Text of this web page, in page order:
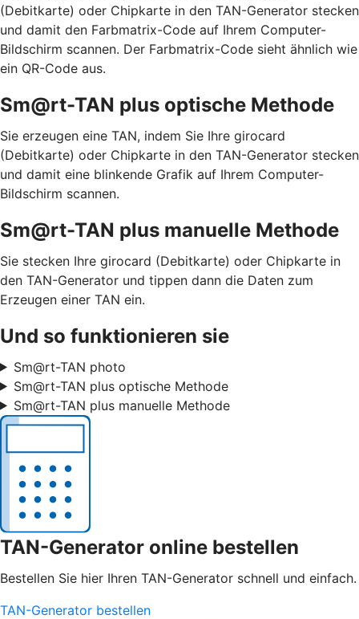
(Debitkarte) oder Chipkarte in den TAN-Generator stecken
und damit den Farbmatrix-Code auf Ihrem Computer-
Bildschirm scannen. Der Farbmatrix-Code sieht ähnlich wie
ein QR-Code aus.
Sm@rt-TAN plus optische Methode
Sie erzeugen eine TAN, indem Sie Ihre girocard
(Debitkarte) oder Chipkarte in den TAN-Generator stecken
und damit eine blinkende Grafik auf Ihrem Computer-
Bildschirm scannen.
Sm@rt-TAN plus manuelle Methode
Sie stecken Ihre girocard (Debitkarte) oder Chipkarte in
den TAN-Generator und tippen dann die Daten zum
Erzeugen einer TAN ein.
Und so funktionieren sie
Sm@rt-TAN photo
Sm@rt-TAN plus optische Methode
Sm@rt-TAN plus manuelle Methode
TAN-Generator online bestellen
Bestellen Sie hier Ihren TAN-Generator schnell und einfach.
TAN-Generator bestellen